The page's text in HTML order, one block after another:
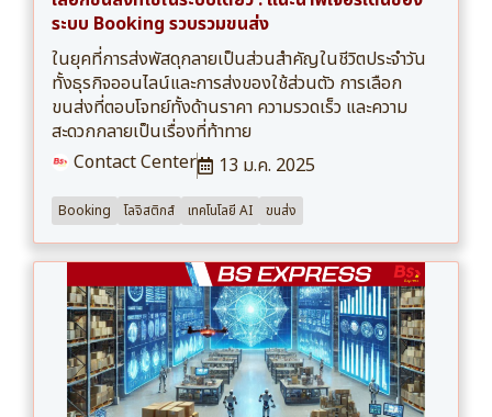
ระบบ Booking รวบรวมขนส่ง
ในยุคที่การส่งพัสดุกลายเป็นส่วนสำคัญในชีวิตประจำวัน
ทั้งธุรกิจออนไลน์และการส่งของใช้ส่วนตัว การเลือก
ขนส่งที่ตอบโจทย์ทั้งด้านราคา ความรวดเร็ว และความ
สะดวกกลายเป็นเรื่องที่ท้าทาย
Contact Center
13 ม.ค. 2025
Booking โลจิสติกส์ เทคโนโลยี AI ขนส่ง